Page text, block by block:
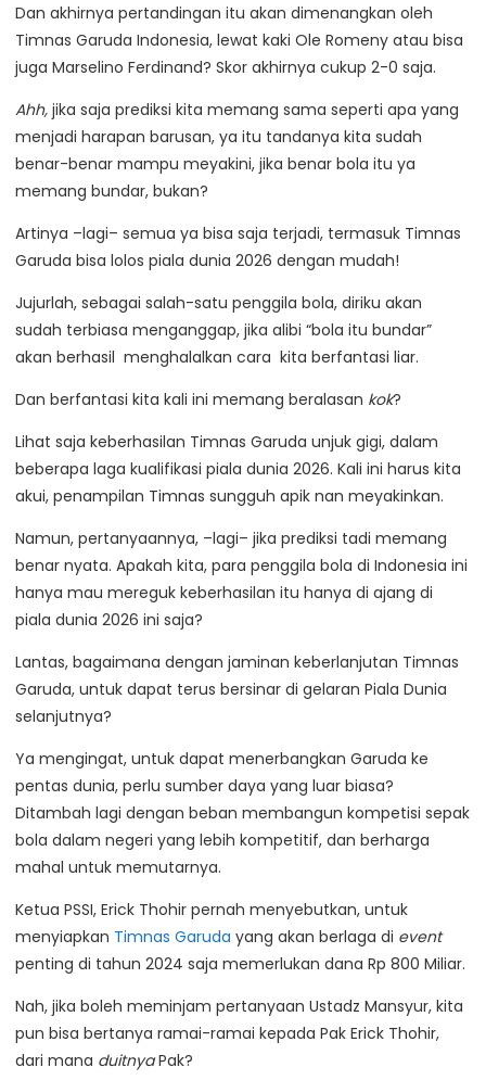
Dan akhirnya pertandingan itu akan dimenangkan oleh
Timnas Garuda Indonesia, lewat kaki Ole Romeny atau bisa
juga Marselino Ferdinand? Skor akhirnya cukup 2-0 saja.
Ahh, jika saja prediksi kita memang sama seperti apa yang
menjadi harapan barusan, ya itu tandanya kita sudah
benar-benar mampu meyakini, jika benar bola itu ya
memang bundar, bukan?
Artinya –lagi– semua ya bisa saja terjadi, termasuk Timnas
Garuda bisa lolos piala dunia 2026 dengan mudah!
Jujurlah, sebagai salah-satu penggila bola, diriku akan
sudah terbiasa menganggap, jika alibi “bola itu bundar”
akan berhasil menghalalkan cara kita berfantasi liar.
Dan berfantasi kita kali ini memang beralasan kok?
Lihat saja keberhasilan Timnas Garuda unjuk gigi, dalam
beberapa laga kualifikasi piala dunia 2026. Kali ini harus kita
akui, penampilan Timnas sungguh apik nan meyakinkan.
Namun, pertanyaannya, –lagi– jika prediksi tadi memang
benar nyata. Apakah kita, para penggila bola di Indonesia ini
hanya mau mereguk keberhasilan itu hanya di ajang di
piala dunia 2026 ini saja?
Lantas, bagaimana dengan jaminan keberlanjutan Timnas
Garuda, untuk dapat terus bersinar di gelaran Piala Dunia
selanjutnya?
Ya mengingat, untuk dapat menerbangkan Garuda ke
pentas dunia, perlu sumber daya yang luar biasa?
Ditambah lagi dengan beban membangun kompetisi sepak
bola dalam negeri yang lebih kompetitif, dan berharga
mahal untuk memutarnya.
Ketua PSSI, Erick Thohir pernah menyebutkan, untuk
menyiapkan Timnas Garuda yang akan berlaga di event
penting di tahun 2024 saja memerlukan dana Rp 800 Miliar.
Nah, jika boleh meminjam pertanyaan Ustadz Mansyur, kita
pun bisa bertanya ramai-ramai kepada Pak Erick Thohir,
dari mana duitnyaPak?